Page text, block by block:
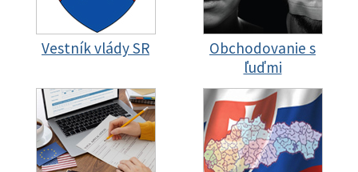
Vestník vlády SR
Obchodovanie s
ľuďmi